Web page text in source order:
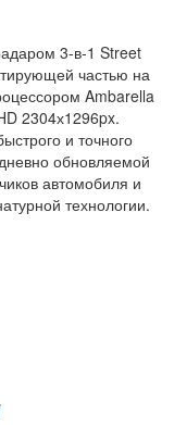
3-в-1 Street
частью на
Ambarella
2304х1296px.
и точного
обновляемой
автомобиля и
технологии.